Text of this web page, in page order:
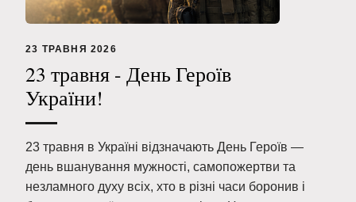
23 ТРАВНЯ 2026
23 травня - День Героїв
України!
23 травня в Україні відзначають День Героїв —
день вшанування мужності, самопожертви та
незламного духу всіх, хто в різні часи боронив і